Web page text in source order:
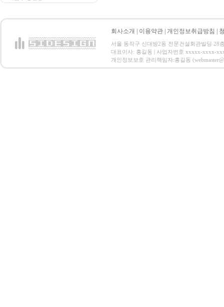
회사소개 이용약관 개인정보취급방침
서울 동작구 신대방2동 전문건설회관빌딩 28
대표이사: 홍길동 | 사업자번호 xxxxx-xxxx-
개인정보보호 관리책임자:홍길동